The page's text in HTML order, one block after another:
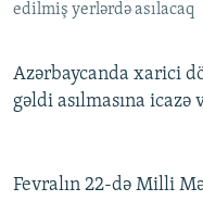
BIZIMLƏ ƏLAQƏ
XƏBƏR BÜLLETENLƏRIMIZ
edilmiş yerlərdə asılacaq
Azərbaycanda xarici
gəldi asılmasına icazə
Fevralın 22-də Milli